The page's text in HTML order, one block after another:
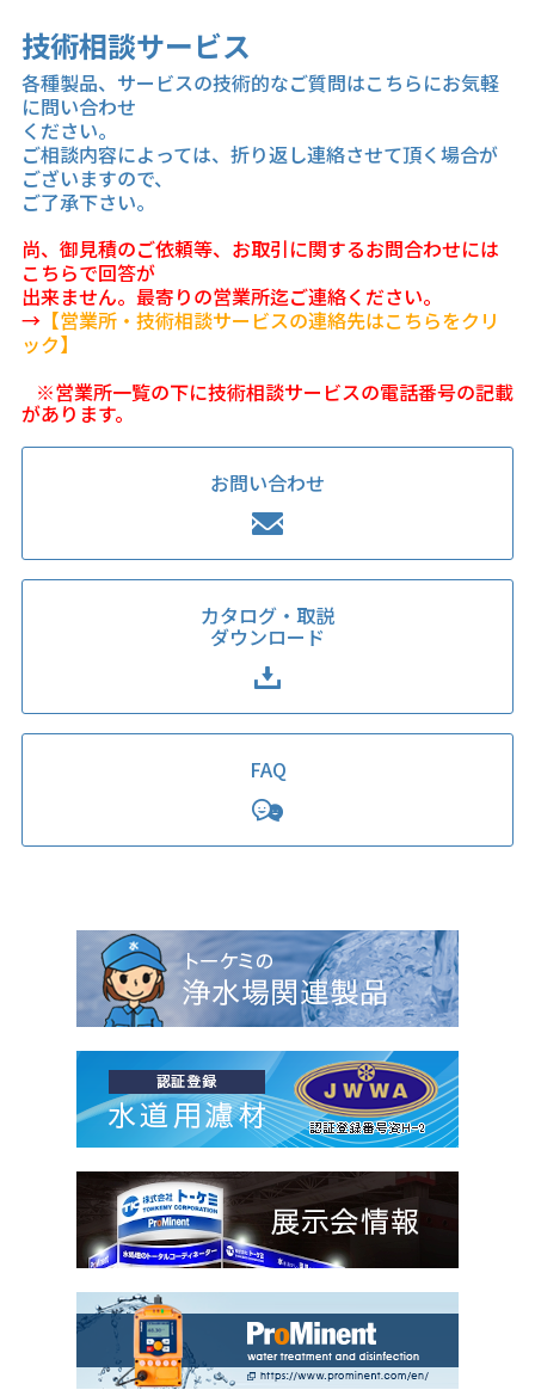
技術相談サービス
各種製品、サービスの技術的なご質問はこちらにお気軽
に問い合わせ
ください。
ご相談内容によっては、折り返し連絡させて頂く場合が
ございますので、
ご了承下さい。
尚、御見積のご依頼等、お取引に関するお問合わせには
こちらで回答が
出来ません。最寄りの営業所迄ご連絡ください。
→【営業所・技術相談サービスの連絡先はこちらをクリ
ック】
※営業所一覧の下に技術相談サービスの電話番号の記載
があります。
お問い合わせ
カタログ・取説
ダウンロード
FAQ